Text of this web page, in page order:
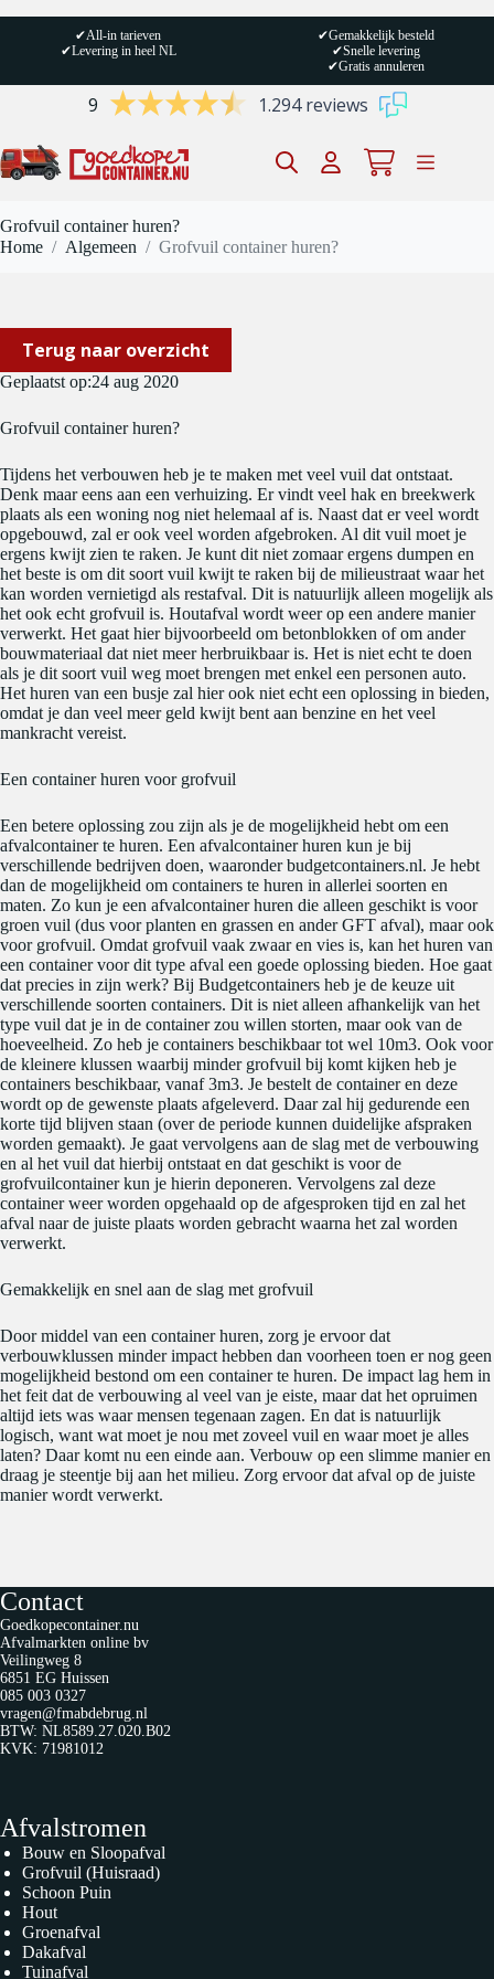
✔All-in tarieven
✔Levering in heel NL
✔Gemakkelijk besteld
✔Snelle levering
✔Gratis annuleren
9 1.294 reviews
Winkelwagen
Grofvuil container huren?
Home / Algemeen / Grofvuil container huren?
Terug naar overzicht
Geplaatst op:24 aug 2020
Grofvuil container huren?
Tijdens het verbouwen heb je te maken met veel vuil dat ontstaat.
Denk maar eens aan een verhuizing. Er vindt veel hak en breekwerk
plaats als een woning nog niet helemaal af is. Naast dat er veel wordt
opgebouwd, zal er ook veel worden afgebroken. Al dit vuil moet je
ergens kwijt zien te raken. Je kunt dit niet zomaar ergens dumpen en
het beste is om dit soort vuil kwijt te raken bij de milieustraat waar het
kan worden vernietigd als restafval. Dit is natuurlijk alleen mogelijk als
het ook echt grofvuil is. Houtafval wordt weer op een andere manier
verwerkt. Het gaat hier bijvoorbeeld om betonblokken of om ander
bouwmateriaal dat niet meer herbruikbaar is. Het is niet echt te doen
als je dit soort vuil weg moet brengen met enkel een personen auto.
Het huren van een busje zal hier ook niet echt een oplossing in bieden,
omdat je dan veel meer geld kwijt bent aan benzine en het veel
mankracht vereist.
Een container huren voor grofvuil
Een betere oplossing zou zijn als je de mogelijkheid hebt om een
afvalcontainer te huren. Een afvalcontainer huren kun je bij
verschillende bedrijven doen, waaronder budgetcontainers.nl. Je hebt
dan de mogelijkheid om containers te huren in allerlei soorten en
maten. Zo kun je een afvalcontainer huren die alleen geschikt is voor
groen vuil (dus voor planten en grassen en ander GFT afval), maar ook
voor grofvuil. Omdat grofvuil vaak zwaar en vies is, kan het huren van
een container voor dit type afval een goede oplossing bieden. Hoe gaat
dat precies in zijn werk? Bij Budgetcontainers heb je de keuze uit
verschillende soorten containers. Dit is niet alleen afhankelijk van het
type vuil dat je in de container zou willen storten, maar ook van de
hoeveelheid. Zo heb je containers beschikbaar tot wel 10m3. Ook voor
de kleinere klussen waarbij minder grofvuil bij komt kijken heb je
containers beschikbaar, vanaf 3m3. Je bestelt de container en deze
wordt op de gewenste plaats afgeleverd. Daar zal hij gedurende een
korte tijd blijven staan (over de periode kunnen duidelijke afspraken
worden gemaakt). Je gaat vervolgens aan de slag met de verbouwing
en al het vuil dat hierbij ontstaat en dat geschikt is voor de
grofvuilcontainer kun je hierin deponeren. Vervolgens zal deze
container weer worden opgehaald op de afgesproken tijd en zal het
afval naar de juiste plaats worden gebracht waarna het zal worden
verwerkt.
Gemakkelijk en snel aan de slag met grofvuil
Door middel van een container huren, zorg je ervoor dat
verbouwklussen minder impact hebben dan voorheen toen er nog geen
mogelijkheid bestond om een container te huren. De impact lag hem in
het feit dat de verbouwing al veel van je eiste, maar dat het opruimen
altijd iets was waar mensen tegenaan zagen. En dat is natuurlijk
logisch, want wat moet je nou met zoveel vuil en waar moet je alles
laten? Daar komt nu een einde aan. Verbouw op een slimme manier en
draag je steentje bij aan het milieu. Zorg ervoor dat afval op de juiste
manier wordt verwerkt.
Contact
Goedkopecontainer.nu
Afvalmarkten online bv
Veilingweg 8
6851 EG Huissen
085 003 0327
vragen@fmabdebrug.nl
BTW: NL8589.27.020.B02
KVK: 71981012
Afvalstromen
Bouw en Sloopafval
Grofvuil (Huisraad)
Schoon Puin
Hout
Groenafval
Dakafval
Tuinafval